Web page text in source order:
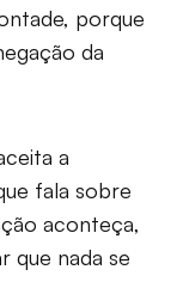
porque
da
a
fala sobre
aconteça,
que nada se